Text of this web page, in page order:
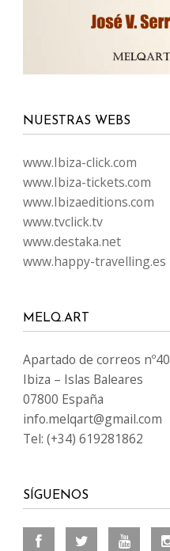
NUESTRAS WEBS
www.Ibiza-click.com
www.Ibiza-tickets.com
www.Ibizaeditions.com
www.tvclick.tv
www.destaka.net
www.happy-travelling.es
MELQ.ART
Apartado de correos nº40
Ibiza – Islas Baleares
07800 España
info.melqart@gmail.com
Tel: (+34) 619281862
SÍGUENOS